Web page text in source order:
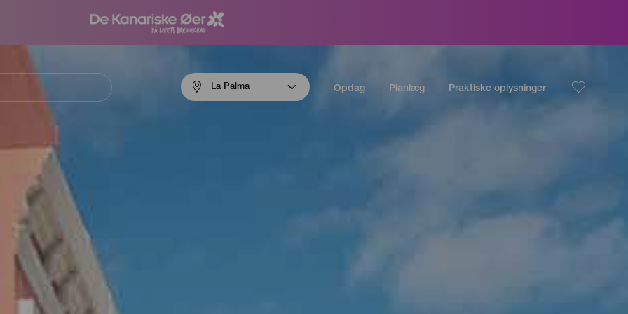
La Palma Opdag Planlæg Praktiske oplysninger